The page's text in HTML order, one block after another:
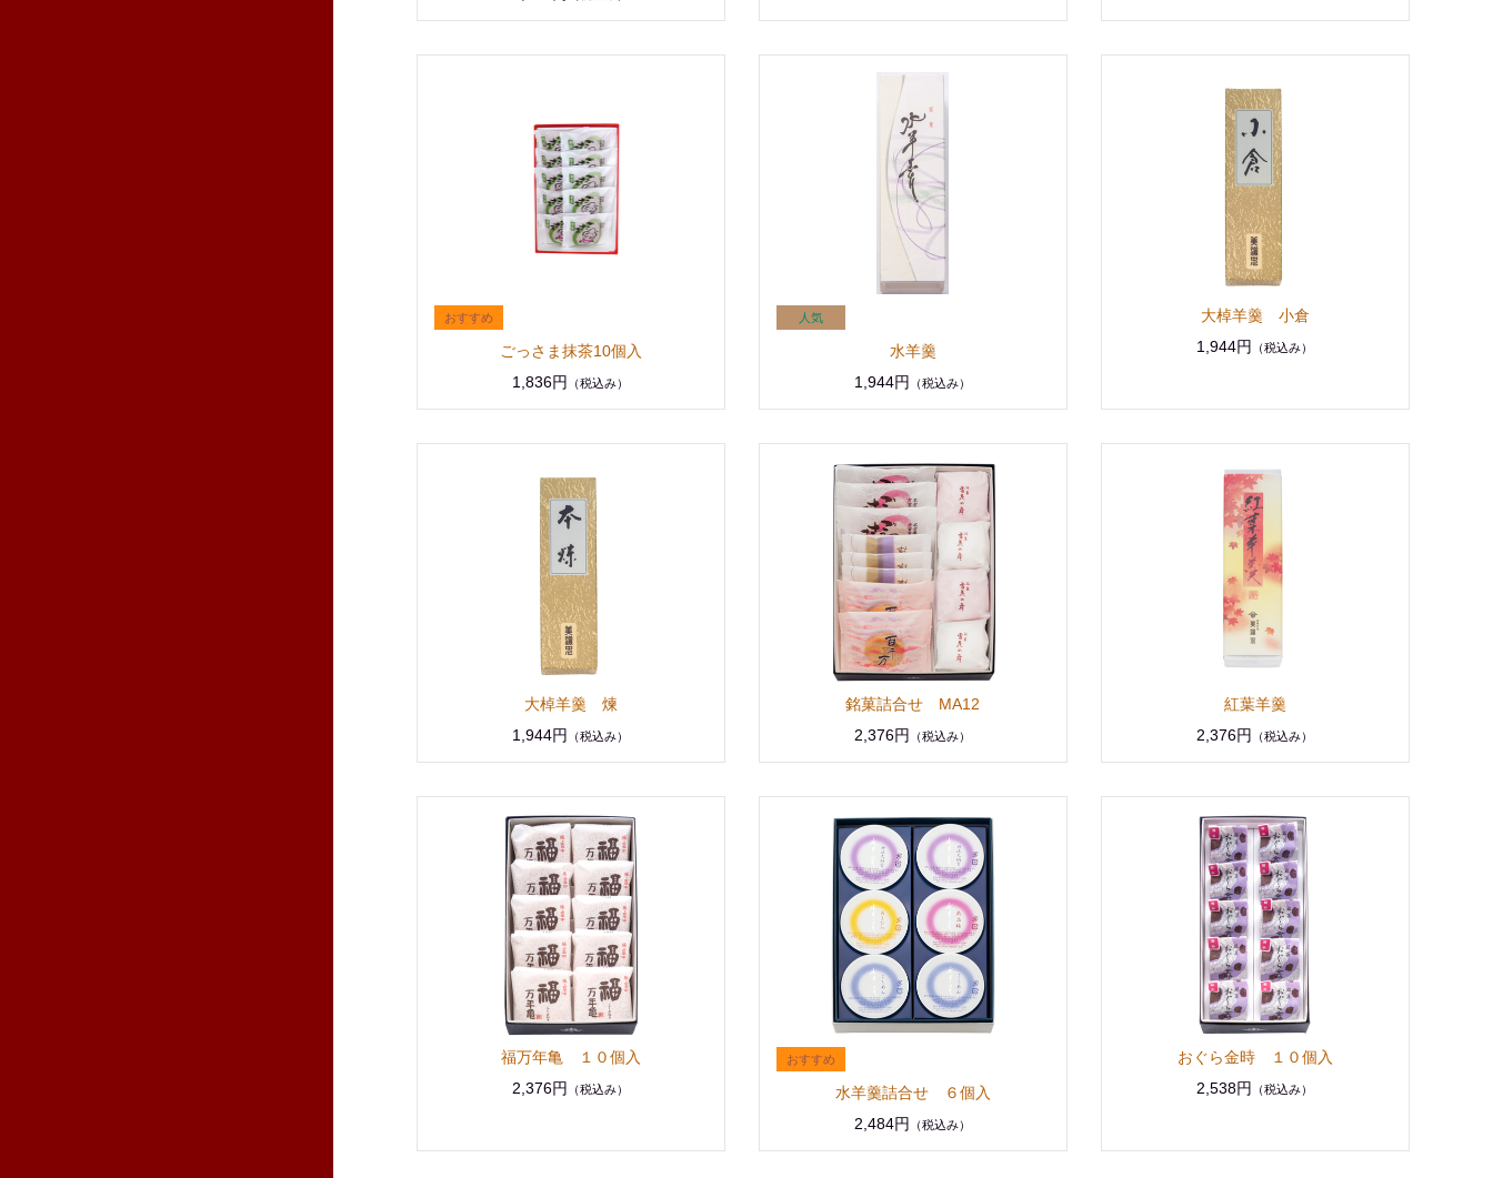
ごっさま抹茶10個入
1,836円
（税込み）
水羊羹
1,944円
（税込み）
大棹羊羹 小倉
1,944円
（税込み）
大棹羊羹 煉
1,944円
（税込み）
銘菓詰合せ MA12
2,376円
（税込み）
紅葉羊羹
2,376円
（税込み）
福万年亀 １０個入
2,376円
（税込み）
水羊羹詰合せ ６個入
2,484円
（税込み）
おぐら金時 １０個入
2,538円
（税込み）